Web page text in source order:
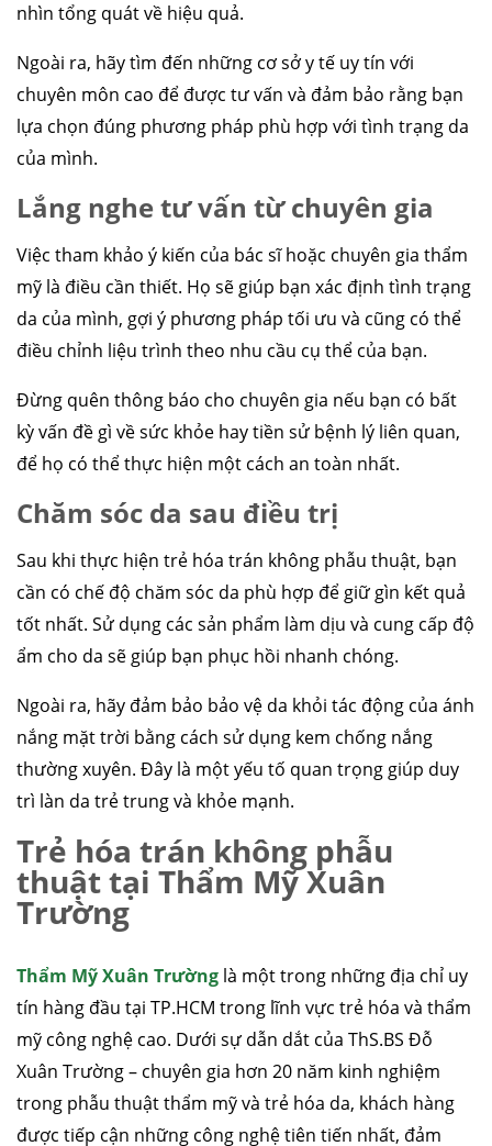
nhìn tổng quát về hiệu quả.
Ngoài ra, hãy tìm đến những cơ sở y tế uy tín với
chuyên môn cao để được tư vấn và đảm bảo rằng bạn
lựa chọn đúng phương pháp phù hợp với tình trạng da
của mình.
Lắng nghe tư vấn từ chuyên gia
Việc tham khảo ý kiến của bác sĩ hoặc chuyên gia thẩm
mỹ là điều cần thiết. Họ sẽ giúp bạn xác định tình trạng
da của mình, gợi ý phương pháp tối ưu và cũng có thể
điều chỉnh liệu trình theo nhu cầu cụ thể của bạn.
Đừng quên thông báo cho chuyên gia nếu bạn có bất
kỳ vấn đề gì về sức khỏe hay tiền sử bệnh lý liên quan,
để họ có thể thực hiện một cách an toàn nhất.
Chăm sóc da sau điều trị
Sau khi thực hiện trẻ hóa trán không phẫu thuật, bạn
cần có chế độ chăm sóc da phù hợp để giữ gìn kết quả
tốt nhất. Sử dụng các sản phẩm làm dịu và cung cấp độ
ẩm cho da sẽ giúp bạn phục hồi nhanh chóng.
Ngoài ra, hãy đảm bảo bảo vệ da khỏi tác động của ánh
nắng mặt trời bằng cách sử dụng kem chống nắng
thường xuyên. Đây là một yếu tố quan trọng giúp duy
trì làn da trẻ trung và khỏe mạnh.
Trẻ hóa trán không phẫu
thuật tại Thẩm Mỹ Xuân
Trường
Thẩm Mỹ Xuân Trường là một trong những địa chỉ uy
tín hàng đầu tại TP.HCM trong lĩnh vực trẻ hóa và thẩm
mỹ công nghệ cao. Dưới sự dẫn dắt của ThS.BS Đỗ
Xuân Trường – chuyên gia hơn 20 năm kinh nghiệm
trong phẫu thuật thẩm mỹ và trẻ hóa da, khách hàng
được tiếp cận những công nghệ tiên tiến nhất, đảm